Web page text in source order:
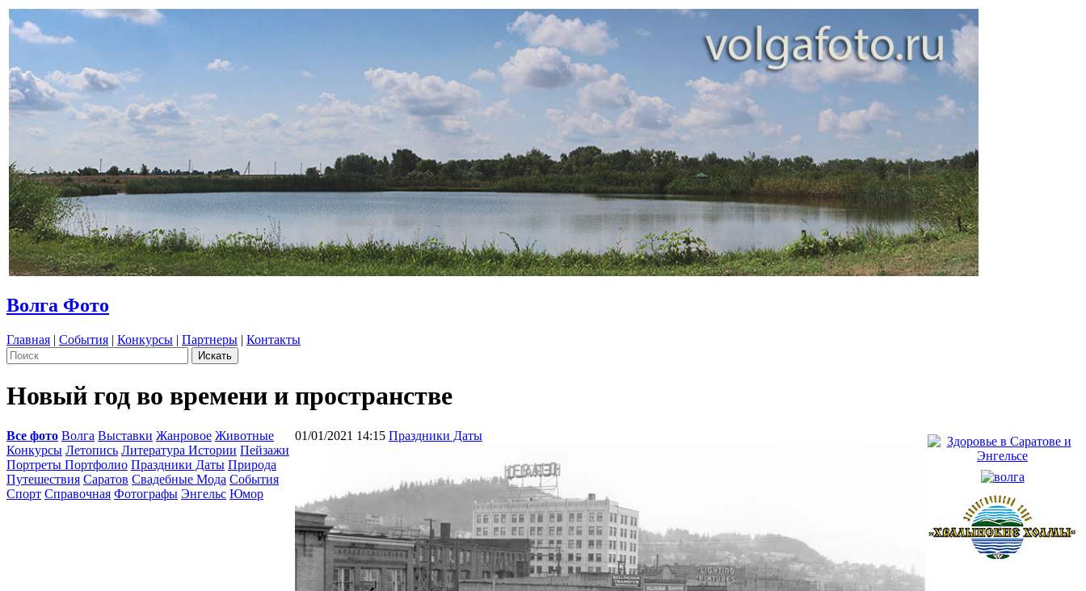
Волга Фото
Главная | События | Конкурсы | Партнеры | Контакты
Новый год во времени и пространстве
Все фото Волга Выставки Жанровое Животные
Конкурсы Летопись Литература Истории Пейзажи
Портреты Портфолио Праздники Даты Природа
Путешествия Саратов Свадебные Мода События
Спорт Справочная Фотографы Энгельс Юмор
01/01/2021 14:15 Праздники Даты